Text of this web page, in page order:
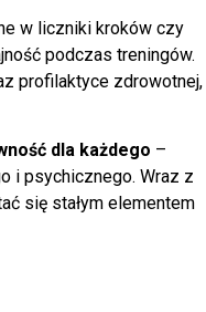
w liczniki kroków czy
podczas treningów.
profilaktyce zdrowotnej,
dla każdego –
i psychicznego. Wraz z
się stałym elementem